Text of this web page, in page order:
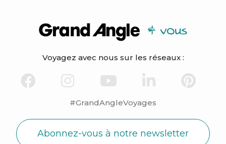
Voyagez avec nous sur les réseaux :
#GrandAngleVoyages
Abonnez-vous à notre newsletter